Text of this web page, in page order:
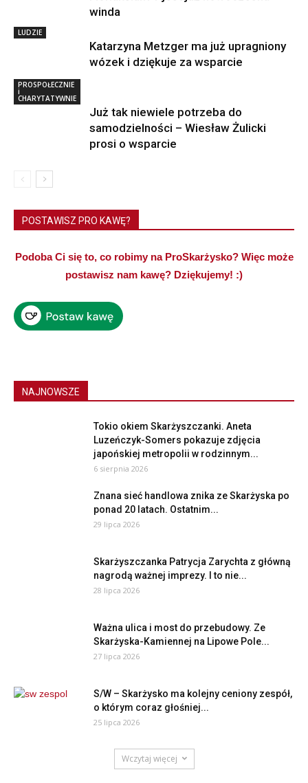
winda
LUDZIE
Katarzyna Metzger ma już upragniony
wózek i dziękuje za wsparcie
PROSPOŁECZNIE
i
CHARYTATYWNIE
Już tak niewiele potrzeba do
samodzielności – Wiesław Żulicki
prosi o wsparcie
POSTAWISZ PRO KAWĘ?
Podoba Ci się to, co robimy na ProSkarżysko? Więc może
postawisz nam kawę? Dziękujemy! :)
NAJNOWSZE
Tokio okiem Skarżyszczanki. Aneta
Luzeńczyk-Somers pokazuje zdjęcia
japońskiej metropolii w rodzinnym...
6 sierpnia 2026
Znana sieć handlowa znika ze Skarżyska po
ponad 20 latach. Ostatnim...
29 lipca 2026
Skarżyszczanka Patrycja Zarychta z główną
nagrodą ważnej imprezy. I to nie...
28 lipca 2026
Ważna ulica i most do przebudowy. Ze
Skarżyska-Kamiennej na Lipowe Pole...
27 lipca 2026
S/W – Skarżysko ma kolejny ceniony zespół,
o którym coraz głośniej...
25 lipca 2026
Wczytaj więcej